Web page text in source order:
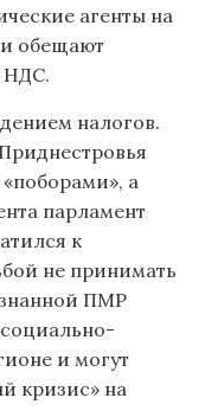
агенты на
обещают
НДС.
налогов.
а
парламент
к
не принимать
ПМР
и могут
кризис» на